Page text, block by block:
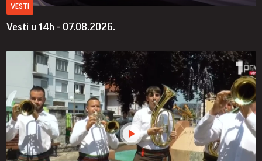
VESTI
Vesti u 14h - 07.08.2026.